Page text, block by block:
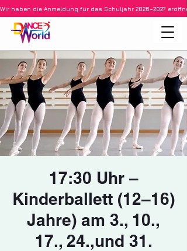
Wir haben die Anmeldung für das Schuljahr 2026–2027
17:30 Uhr –
Kinderballett (12–16)
Jahre) am 3., 10.,
17., 24.,und 31.